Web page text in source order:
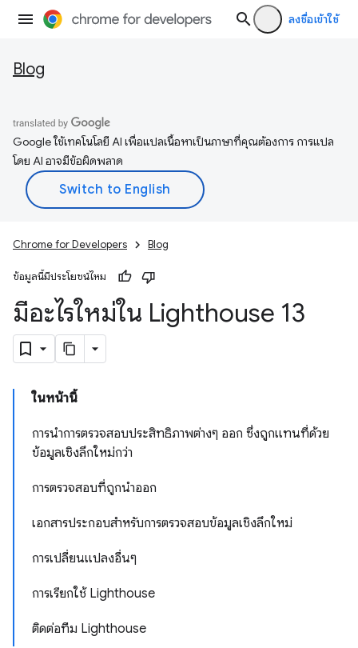
ลงชื่อเข้าใช้
Blog
Google ใช้เทคโนโลยี AI เพื่อแปลเนื้อหาเป็นภาษาที่คุณต้องการ การแปล
โดย AI อาจมีข้อผิดพลาด
Chrome for Developers Blog
ข้อมูลนี้มีประโยชน์ไหม
มีอะไรใหม่ใน Lighthouse 13
ในหน้านี้
การนำการตรวจสอบประสิทธิภาพต่างๆ ออก ซึ่งถูกแทนที่ด้วย
ข้อมูลเชิงลึกใหม่กว่า
การตรวจสอบที่ถูกนำออก
เอกสารประกอบสำหรับการตรวจสอบข้อมูลเชิงลึกใหม่
การเปลี่ยนแปลงอื่นๆ
การเรียกใช้ Lighthouse
ติดต่อทีม Lighthouse